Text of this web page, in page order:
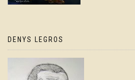
DENYS LEGROS